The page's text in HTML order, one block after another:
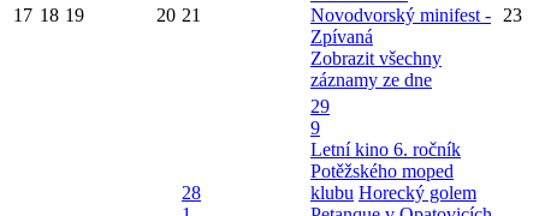
17 18 19 20 21
Novodvorský minifest -
Zpívaná
Zobrazit všechny
záznamy ze dne
23
28
29
9
Letní kino 6. ročník
Potěžského moped
klubu Horecký golem